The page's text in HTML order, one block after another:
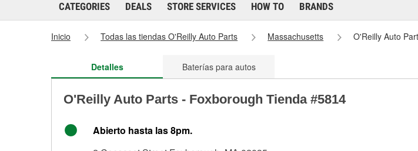
CATEGORIES DEALS STORE SERVICES HOW TO BRANDS
Inicio Todas las tiendas O'Reilly Auto Parts Massachusetts O'Reilly Auto
Detalles Baterías para autos
O'Reilly Auto Parts - Foxborough Tienda #5814
Abierto hasta las 8pm.